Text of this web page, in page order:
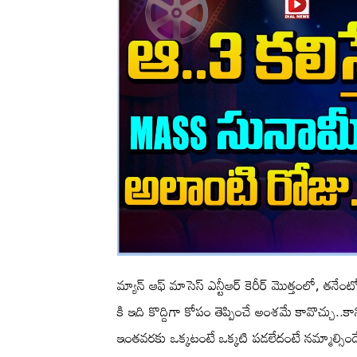
మ్యాన్ ఆఫ్ మాసెస్ ఎన్టీఆర్ కెరీర్ మొత్తంలో,
కి ఇది కొద్దిగా కోపం తెప్పించే అంశమే
ఇంతవరకు ఒక్కటంటే ఒక్కటి పడలేదంటే